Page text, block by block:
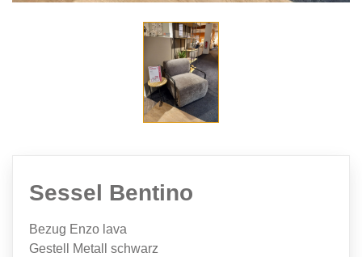
Sessel Bentino
Bezug Enzo lava
Gestell Metall schwarz